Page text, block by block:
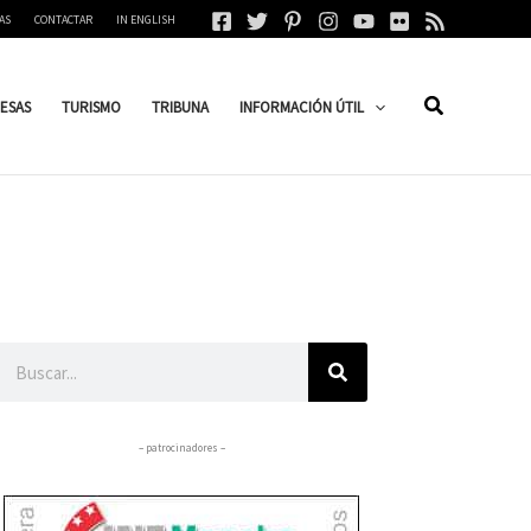
CONTACTAR IN ENGLISH
TURISMO TRIBUNA INFORMACIÓN ÚTIL
– patrocinadores –